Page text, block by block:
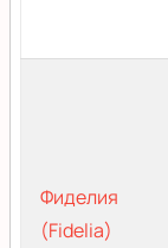
Фиделия
(Fidelia)